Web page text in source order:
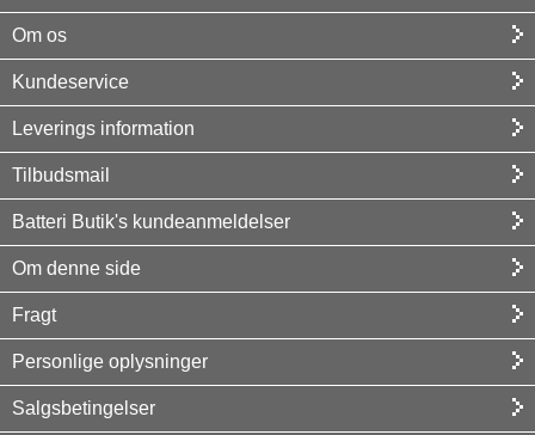
Om os
Kundeservice
Leverings information
Tilbudsmail
Batteri Butik's kundeanmeldelser
Om denne side
Fragt
Personlige oplysninger
Salgsbetingelser